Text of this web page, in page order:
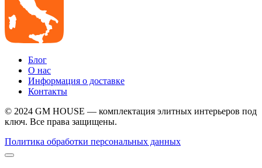
Блог
О нас
Информация о доставке
Контакты
© 2024 GM HOUSE — комплектация элитных интерьеров под
ключ. Все права защищены.
Политика обработки персональных данных